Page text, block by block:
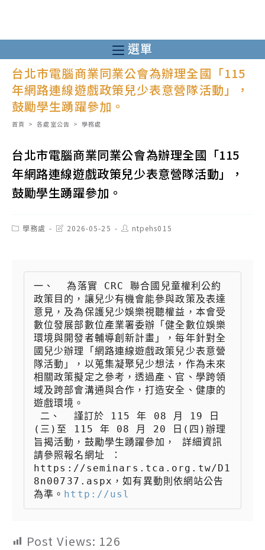
至
主
內
容
選單
台北市電腦商業同業公會為辦理全國「115
年網路連線遊戲政策兒少表意營隊活動」，
鼓勵學生踴躍參加。
首頁 > 各處室公告 > 學務處
台北市電腦商業同業公會為辦理全國「115
年網路連線遊戲政策兒少表意營隊活動」，
鼓勵學生踴躍參加。
Post學務處
Post2026-05-25
Post
author:
ntpehs015
一、  為落實 CRC 聯合國兒童權利公約
政策目的，讓兒少有機會能參與政策及表達
意見，及為保護兒少娛樂視聽權益，本會受
數位發展部數位產業署委辦「健全數位娛樂
環境與開發者輔導創新計畫」，每年針對全
國兒少辦理「網路連線遊戲政策兒少表意營
隊活動」，以蒐集凝聚兒少想法，作為未來
相關政策擬定之參考，透過產、官、學跨領
域及跨部會溝通與合作，打造安全、健康的
遊戲環境。
(三)至 115 年 08 月 20 日(四)辦理
旨揭活動，鼓勵學生踴躍參加， 詳細資訊
請參照報名網址 ：
https://seminars.tca.org.tw/D1
8n00737.aspx，如有異動則依網站公告
為準。 http://usl
Post Views: 126